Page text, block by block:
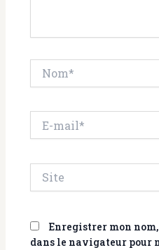
mail*
Enregistrer mon
dans le navigateur pour